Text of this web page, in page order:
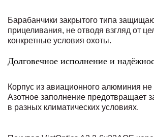
Барабанчики закрытого типа
прицеливания, не отводя взгляд от
конкретные условия охоты.
Долговечное исполнение и
Корпус из авиационного алюминия
Азотное заполнение предотвращает
в разных климатических условиях.